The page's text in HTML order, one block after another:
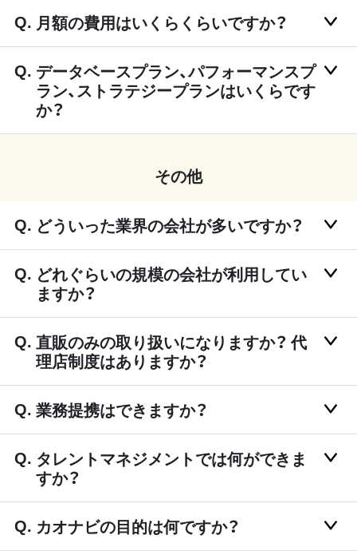
月額の費用はいくらくらいですか？
データベースプラン、パフォーマンスプ
ラン、ストラテジープランはいくらです
か？
その他
どういった業界の会社が多いですか？
どれぐらいの規模の会社が利用してい
ますか？
直販のみの取り扱いになりますか？ 代
理店制度はありますか？
業務提携はできますか？
タレントマネジメントでは何ができま
すか？
カオナビの目的は何ですか？